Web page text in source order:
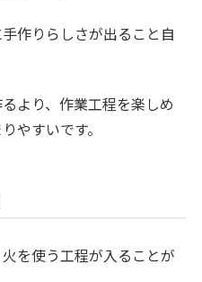
作りらしさが出ること自
より、作業工程を楽しめ
やすいです。
を使う工程が入ることが